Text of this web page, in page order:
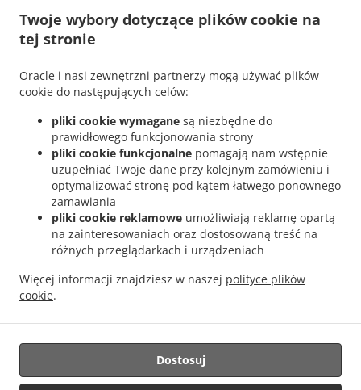
Twoje wybory dotyczące plików cookie na
tej stronie
Oracle i nasi zewnętrzni partnerzy mogą używać plików
cookie do następujących celów:
pliki cookie wymagane są niezbędne do
prawidłowego funkcjonowania strony
pliki cookie funkcjonalne pomagają nam wstępnie
uzupełniać Twoje dane przy kolejnym zamówieniu i
optymalizować stronę pod kątem łatwego ponownego
zamawiania
pliki cookie reklamowe umożliwiają reklamę opartą
na zainteresowaniach oraz dostosowaną treść na
różnych przeglądarkach i urządzeniach
Więcej informacji znajdziesz w naszej polityce plików
cookie.
Dostosuj
Skontaktuj się z nami
ACCEPTED PAYMENT METHODS
Dostawa Azjatycki jedzenia Katowice Bogucice . Dostawa Azjatycki jedzenia Katowice
Katowice Dąb . Dostawa Azjatycki jedzenia Katowice Osiedle Zgrzebnioka
Azjatycki jedzenia Katowice Stara Ligota
Osiedle Tysiąclecia
Dostawa Azjatycki jedzenia Katowice Osiedle Witosa
Dostawa
Azjatycki jedzenia Katowice Bytków
Dostawa Azjatycki jedzenia Katowice Wełnowiec
Dostawa Azjatycki jedzenia Katowice Kochłowice
Katowice
. Dostawa Azjatycki jedzenia Chorzów Józefowiec . Dostawa Azjatycki